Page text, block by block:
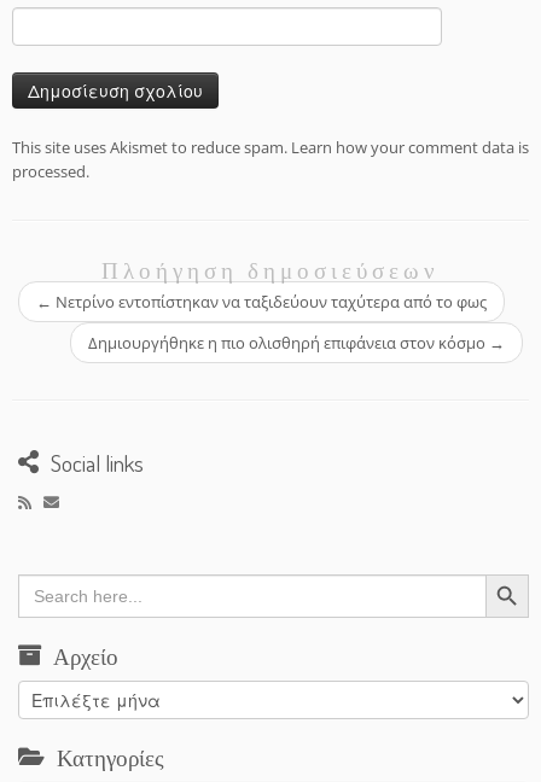
This site uses Akismet to reduce spam. Learn how your comment data is
processed.
Πλοήγηση δημοσιεύσεων
← Νετρίνο εντοπίστηκαν να ταξιδεύουν ταχύτερα από το φως
Δημιουργήθηκε η πιο ολισθηρή επιφάνεια στον κόσμο →
Social links
Search
for:
Search Button
Αρχείο
Αρχείο
Κατηγορίες